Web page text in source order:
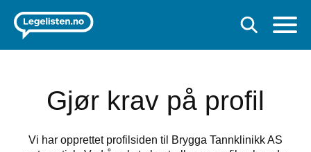
Gjør krav på profil
Vi har opprettet profilsiden til Brygga Tannklinikk AS